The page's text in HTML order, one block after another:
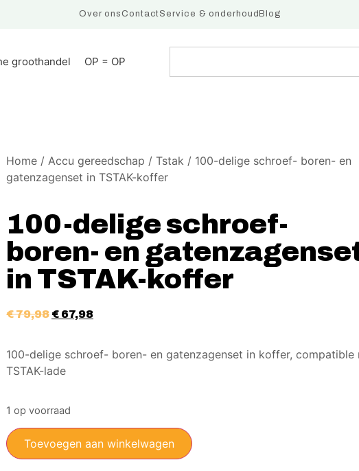
Over onsContactService & onderhoudBlog
groothandel OP = OP
Home / Accu gereedschap / Tstak / 100-delige schroef- boren- en
gatenzagenset in TSTAK-koffer
100-delige schroef-
boren- en
in TSTAK-koffer
€79,98€67,98
100-delige schroef- boren- en gatenzagenset in koffer, compatible
TSTAK-lade
1 op voorraad
Toevoegen aan winkelwagen